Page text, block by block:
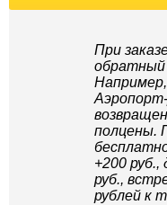
При
обратный
полцены.
+200
руб.,
рублей к